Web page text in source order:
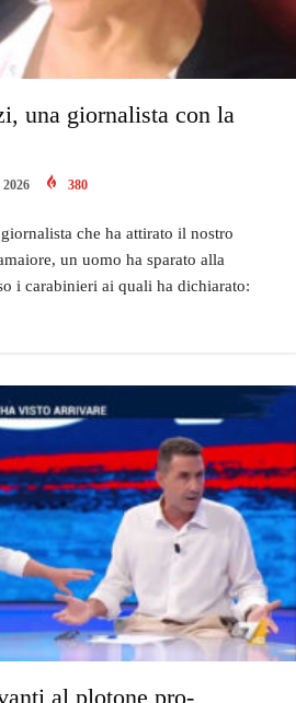
una giornalista con la
380
che ha attirato il nostro
un uomo ha sparato alla
i carabinieri ai quali ha dichiarato:
al plotone pro-